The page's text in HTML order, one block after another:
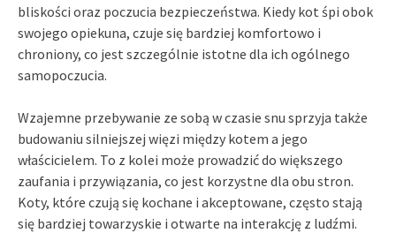
bliskości oraz poczucia bezpieczeństwa. Kiedy kot śpi obok
swojego opiekuna, czuje się bardziej komfortowo i
chroniony, co jest szczególnie istotne dla ich ogólnego
samopoczucia.
Wzajemne przebywanie ze sobą w czasie snu sprzyja także
budowaniu silniejszej więzi między kotem a jego
właścicielem. To z kolei może prowadzić do większego
zaufania i przywiązania, co jest korzystne dla obu stron.
Koty, które czują się kochane i akceptowane, często stają
się bardziej towarzyskie i otwarte na interakcję z ludźmi.